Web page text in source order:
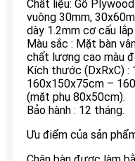
Chất liệu: Gỗ
vuông 30mm,
dày 1.2mm cơ cấu
Màu sắc : Mặt bàn
chất lượng cao màu
Kích thước (DxRxC)
160x150x75cm –
(mặt phụ 80x50cm).
Bảo hành : 12 tháng.
Ưu điểm của sản